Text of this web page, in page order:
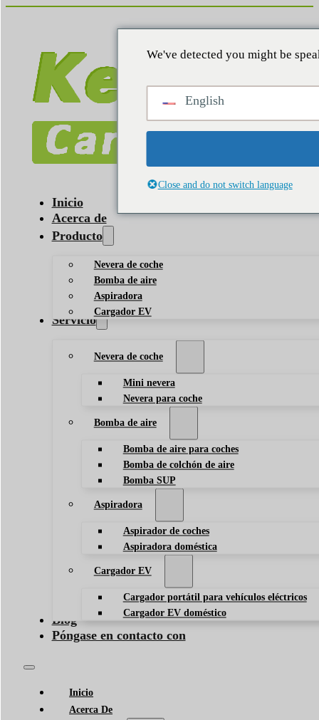
Inicio
Acerca de
Producto
Nevera de coche
Bomba de aire
Aspiradora
Cargador EV
Servicio
Nevera de coche
Mini nevera
Nevera para coche
Bomba de aire
Bomba de aire para coches
Bomba de colchón de aire
Bomba SUP
Aspiradora
Aspirador de coches
Aspiradora doméstica
Cargador EV
Cargador portátil para vehículos eléctricos
Cargador EV doméstico
Blog
Póngase en contacto con
Inicio
Acerca De
We've detected you might be
English
Close and do not switch language